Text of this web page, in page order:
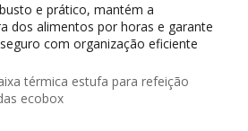
e prático, mantém a
dos alimentos por horas e garante
com organização eficiente
térmica estufa para refeição
ecobox